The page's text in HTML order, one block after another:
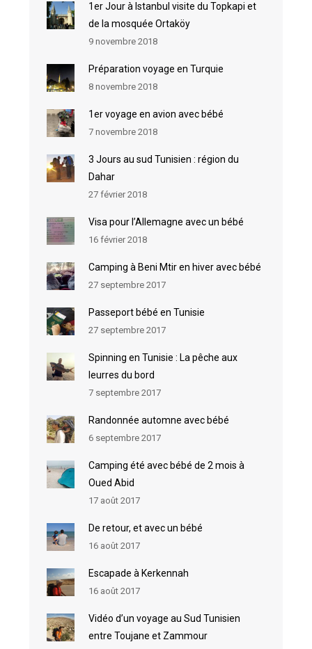
1er Jour à Istanbul visite du Topkapi et
de la mosquée Ortaköy
9 novembre 2018
Préparation voyage en Turquie
8 novembre 2018
1er voyage en avion avec bébé
7 novembre 2018
3 Jours au sud Tunisien : région du
Dahar
27 février 2018
Visa pour l’Allemagne avec un bébé
16 février 2018
Camping à Beni Mtir en hiver avec bébé
27 septembre 2017
Passeport bébé en Tunisie
27 septembre 2017
Spinning en Tunisie : La pêche aux
leurres du bord
7 septembre 2017
Randonnée automne avec bébé
6 septembre 2017
Camping été avec bébé de 2 mois à
Oued Abid
17 août 2017
De retour, et avec un bébé
16 août 2017
Escapade à Kerkennah
16 août 2017
Vidéo d’un voyage au Sud Tunisien
entre Toujane et Zammour